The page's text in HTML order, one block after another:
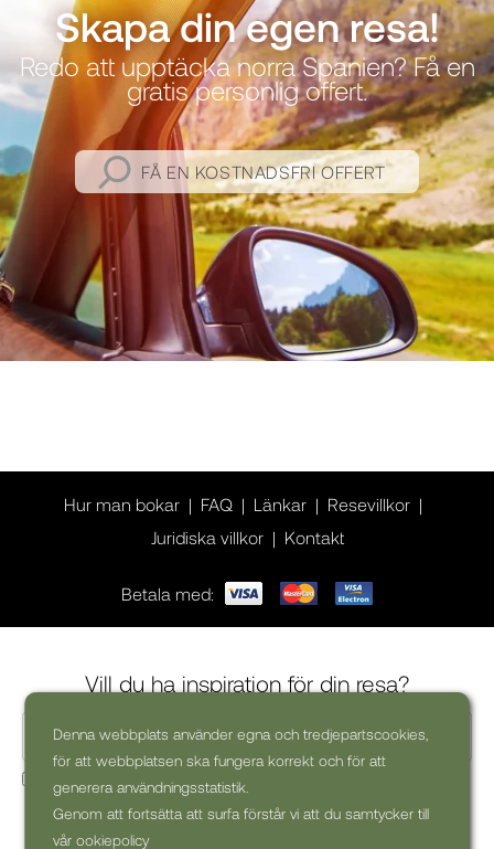
Denna webbplats använder egna och tredjepartscookies,
för att webbplatsen ska fungera korrekt och för att
generera användningsstatistik.
Genom att fortsätta att surfa förstår vi att du samtycker till
vår ookiepolicy
Skapa din egen resa!
Redo att upptäcka norra Spanien? Få en
gratis personlig offert.
FÅ EN KOSTNADSFRI OFFERT
Hur man bokar FAQ Länkar
Resevillkor
Juridiska villkor
Kontakt
Betala med:
Vill du ha inspiration för din resa?
Ja, jag skulle vilja få kommersiella nyhetsbrev (kan alltid
avsluta prenumerationen)